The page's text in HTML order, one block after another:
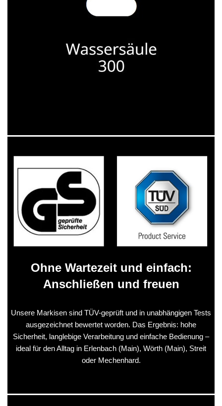
Ohne Wartezeit und einfach:
Anschließen und freuen
Unsere Markisen sind TÜV-geprüft und in unabhängigen Tests
ausgezeichnet bewertet worden. Das Ergebnis: hohe
Sicherheit, langlebige Verarbeitung und einfache Bedienung –
ideal für den Alltag in Erlenbach (Main), Wörth (Main), Streit
oder Mechenhard.